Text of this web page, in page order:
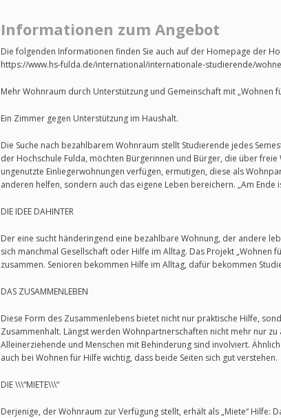
Informationen zum Angebot
Die folgenden Informationen finden Sie auch auf der Homepage der
https://www.hs-fulda.de/international/internationale-studierende/
Mehr Wohnraum durch Unterstützung und Gemeinschaft mit „Wohnen
Ein Zimmer gegen Unterstützung im Haushalt.
Die Suche nach bezahlbarem Wohnraum stellt Studierende jedes
der Hochschule Fulda, möchten Bürgerinnen und Bürger, die über
ungenutzte Einliegerwohnungen verfügen, ermutigen, diese als
anderen helfen, sondern auch das eigene Leben bereichern. „Am Ende
DIE IDEE DAHINTER
Der eine sucht händeringend eine bezahlbare Wohnung, der andere
sich manchmal Gesellschaft oder Hilfe im Alltag. Das Projekt „Wohnen
zusammen. Senioren bekommen Hilfe im Alltag, dafür bekommen
DAS ZUSAMMENLEBEN
Diese Form des Zusammenlebens bietet nicht nur praktische Hilfe,
Zusammenhalt. Längst werden Wohnpartnerschaften nicht mehr nur
Alleinerziehende und Menschen mit Behinderung sind involviert.
auch bei Wohnen für Hilfe wichtig, dass beide Seiten sich gut verstehen.
DIE \\\“MIETE\\\“
Derjenige, der Wohnraum zur Verfügung stellt, erhält als „Miete“ Hilfe: